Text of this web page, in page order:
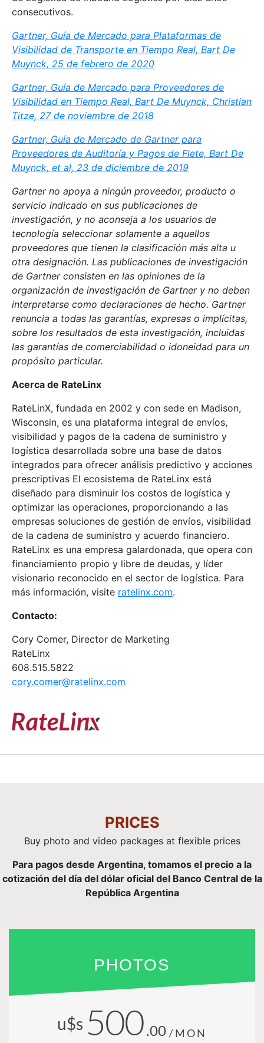
consecutivos.
Gartner, Guía de Mercado para Plataformas de
Visibilidad de Transporte en Tiempo Real, Bart De
Muynck, 25 de febrero de 2020
Gartner, Guía de Mercado para Proveedores de
Visibilidad en Tiempo Real, Bart De Muynck, Christian
Titze, 27 de noviembre de 2018
Gartner, Guía de Mercado de Gartner para
Proveedores de Auditoría y Pagos de Flete, Bart De
Muynck, et al, 23 de diciembre de 2019
Gartner no apoya a ningún proveedor, producto o
servicio indicado en sus publicaciones de
investigación, y no aconseja a los usuarios de
tecnología seleccionar solamente a aquellos
proveedores que tienen la clasificación más alta u
otra designación. Las publicaciones de investigación
de Gartner consisten en las opiniones de la
organización de investigación de Gartner y no deben
interpretarse como declaraciones de hecho. Gartner
renuncia a todas las garantías, expresas o implícitas,
sobre los resultados de esta investigación, incluidas
las garantías de comerciabilidad o idoneidad para un
propósito particular.
Acerca de RateLinx
RateLinX, fundada en 2002 y con sede en Madison,
Wisconsin, es una plataforma integral de envíos,
visibilidad y pagos de la cadena de suministro y
logística desarrollada sobre una base de datos
integrados para ofrecer análisis predictivo y acciones
prescriptivas El ecosistema de RateLinx está
diseñado para disminuir los costos de logística y
optimizar las operaciones, proporcionando a las
empresas soluciones de gestión de envíos, visibilidad
de la cadena de suministro y acuerdo financiero.
RateLinx es una empresa galardonada, que opera con
financiamiento propio y libre de deudas, y líder
visionario reconocido en el sector de logística. Para
más información, visite ratelinx.com.
Contacto:
Cory Comer, Director de Marketing
RateLinx
608.515.5822
cory.comer@ratelinx.com
PRICES
Buy photo and video packages at flexible prices
Para pagos desde Argentina, tomamos el precio a la
cotización del día del dólar oficial del Banco Central de la
República Argentina
PHOTOS
u$s 500 .00 /MON